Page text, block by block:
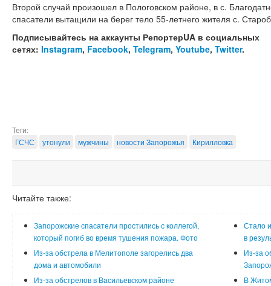
Второй случай произошел в Пологовском районе, в с.
спасатели вытащили на берег тело 55-летнего жителя с.
Подписывайтесь на аккаунты РепортерUA в социальных
сетях: Instagram, Facebook, Telegram, Youtube, Twitter.
Теги:
ГСЧС
утонули мужчины новости Запорожья Кирилловка
Читайте также:
Запорожские спасатели простились с коллегой,
который погиб во время тушения пожара. Фото
Стало
в
Из-за обстрела в Мелитополе загорелись два
дома и автомобили
Из-за
Из-за обстрелов в Васильевском районе
В